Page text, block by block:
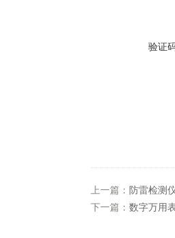
验证
上一篇： 防雷检测
下一篇： 数字万用